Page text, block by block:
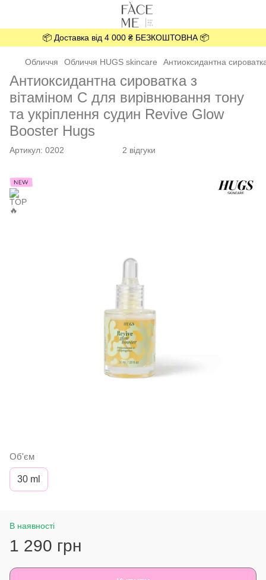
📦 Доставка від 4 000 ₴ БЕЗКОШТОВНА 📦
Обличчя Обличчя HUGS skincare Антиоксидантна
Антиоксидантна сироватка з
вітаміном С для вирівнювання тону
та укріплення судин Revive Glow
Booster Hugs
Артикул: 0202 2 відгуки
Об'єм
30 ml
В наявності
1 290 грн